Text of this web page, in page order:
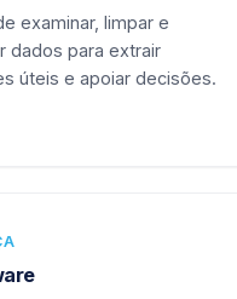
examinar, limpar e
dados para extrair
úteis e apoiar decisões.